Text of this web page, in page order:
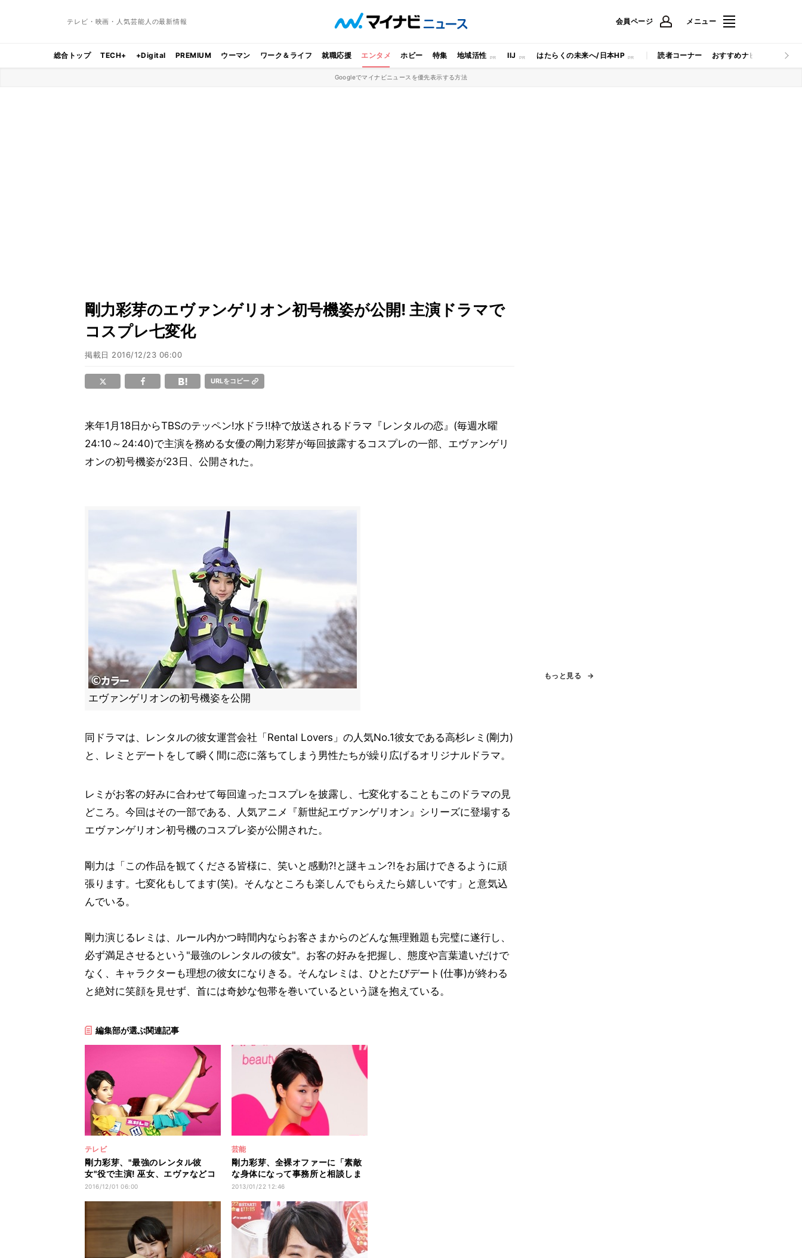
テレビ・映画・人気芸能人の最新情報 会員ページ メニュー
総合トップ TECH+ +Digital PREMIUM ウーマン ワーク＆ライフ 就職応援 エンタメ ホビー 特集 地域活性 IIJ はたらくの未来へ/日本HP 読者コーナー おすすめナビ マイナビ
Googleでマイナビニュースを優先表示する方法
剛力彩芽のエヴァンゲリオン初号機姿が公開! 主演ドラマで
コスプレ七変化
掲載日 2016/12/23 06:00
URLをコピー
来年1月18日からTBSのテッペン!水ドラ!!枠で放送されるドラマ『レンタルの恋』(毎週水曜
24:10～24:40)で主演を務める女優の剛力彩芽が毎回披露するコスプレの一部、エヴァンゲリ
オンの初号機姿が23日、公開された。
エヴァンゲリオンの初号機姿を公開
同ドラマは、レンタルの彼女運営会社「Rental Lovers」の人気No.1彼女である高杉レミ(剛力)
と、レミとデートをして瞬く間に恋に落ちてしまう男性たちが繰り広げるオリジナルドラマ。
レミがお客の好みに合わせて毎回違ったコスプレを披露し、七変化することもこのドラマの見
どころ。今回はその一部である、人気アニメ『新世紀エヴァンゲリオン』シリーズに登場する
エヴァンゲリオン初号機のコスプレ姿が公開された。
剛力は「この作品を観てくださる皆様に、笑いと感動?!と謎キュン?!をお届けできるように頑
張ります。七変化もしてます(笑)。そんなところも楽しんでもらえたら嬉しいです」と意気込
んでいる。
剛力演じるレミは、ルール内かつ時間内ならお客さまからのどんな無理難題も完璧に遂行し、
必ず満足させるという"最強のレンタルの彼女"。お客の好みを把握し、態度や言葉遣いだけで
なく、キャラクターも理想の彼女になりきる。そんなレミは、ひとたびデート(仕事)が終わる
と絶対に笑顔を見せず、首には奇妙な包帯を巻いているという謎を抱えている。
編集部が選ぶ関連記事
テレビ
剛力彩芽、"最強のレンタル彼
女"役で主演! 巫女、エヴァなどコ
スプレ披露
2016/12/01 06:00
芸能
剛力彩芽、全裸オファーに「素敵
な身体になって事務所と相談しま
す」
2013/01/22 12:46
もっと見る